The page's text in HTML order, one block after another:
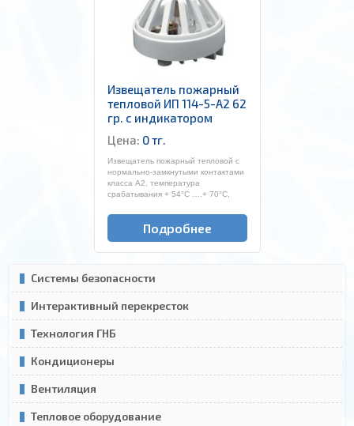
Системы безопасности
Интерактивный перекресток
Технология ГНБ
Кондиционеры
Вентиляция
Тепловое оборудование
Извещатель пожарный
тепловой ИП 114-5-А2 62
гр. с индикатором
Цена: 0 тг.
Извещатель пожарный тепловой с
нормально-замкнутыми контактами
класса А2, температура
срабатывания + 54°С ….+ 70°C,
Подробнее